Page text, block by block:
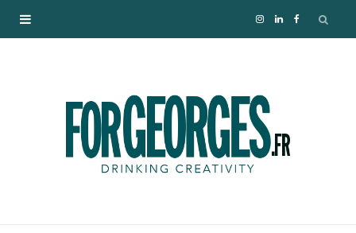
I
s
L
k